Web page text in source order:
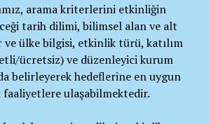
arama kriterlerini etkinliğin
tarih dilimi, bilimsel alan ve alt
ülke bilgisi, etkinlik türü, katılım
ücretsiz) ve düzenleyici kurum
belirleyerek hedeflerine en uygun
faaliyetlere ulaşabilmektedir.